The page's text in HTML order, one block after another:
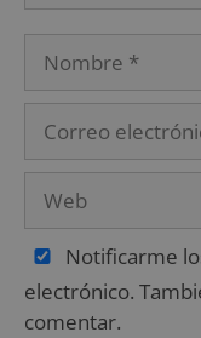
Notificarme
electrónico.
comentar.